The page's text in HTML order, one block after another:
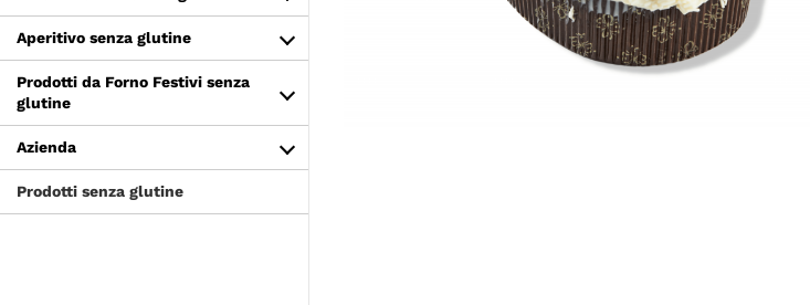
Aperitivo senza glutine
Prodotti da Forno Festivi senza
glutine
Azienda
Prodotti senza glutine